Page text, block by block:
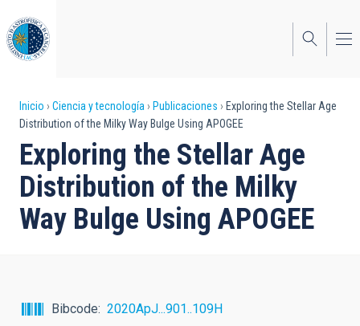
al
contenido
principal
Sobrescribir
enlaces
de
ayuda
a
Inicio Ciencia y tecnología Publicaciones
Exploring the Stellar Age
Distribution of the Milky Way Bulge Using APOGEE
Exploring the Stellar Age
Distribution of the Milky
Way Bulge Using APOGEE
Bibcode
2020ApJ...901..109H